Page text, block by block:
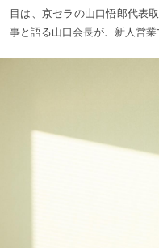
目は、京セラの山口悟郎代表
事と語る山口会長が、新人営